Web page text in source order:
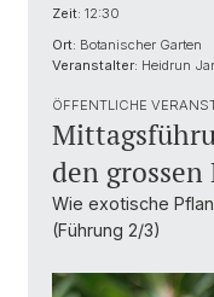
Zeit: 12:30
Ort: Botanischer Garten
Veranstalter: Heidrun
ÖFFENTLICHE
den
Wie exotische
(Führung 2/3)